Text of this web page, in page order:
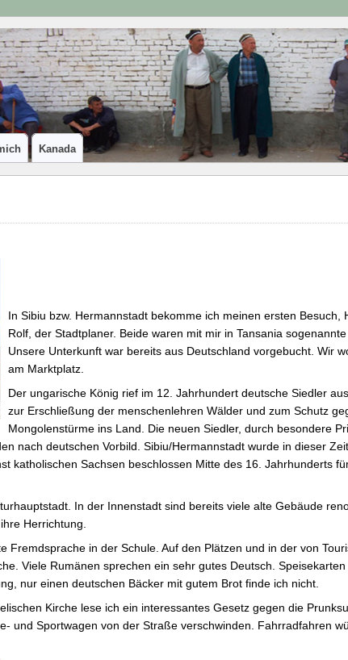
Kanada
In Sibiu bzw. Hermannstadt bekomme ich meinen ersten Besuch,
Rolf, der Stadtplaner. Beide waren mit mir in Tansania sogenannte
Unsere Unterkunft war bereits aus Deutschland vorgebucht. Wir
am Marktplatz.
Der ungarische König rief im 12. Jahrhundert deutsche Siedler
zur Erschließung der menschenlehren Wälder und zum Schutz
Mongolenstürme ins Land. Die neuen Siedler, durch besondere
nach deutschen Vorbild. Sibiu/Hermannstadt wurde in dieser
katholischen Sachsen beschlossen Mitte des 16. Jahrhunderts
In der Innenstadt sind bereits viele alte Gebäude
Herrichtung.
Fremdsprache in der Schule. Auf den Plätzen und in der von
Viele Rumänen sprechen ein sehr gutes Deutsch.
nur einen deutschen Bäcker mit gutem Brot finde ich nicht.
Kirche lese ich ein interessantes Gesetz gegen die
und Sportwagen von der Straße verschwinden. Fahrradfahren